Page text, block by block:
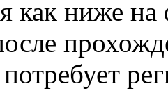
как ниже